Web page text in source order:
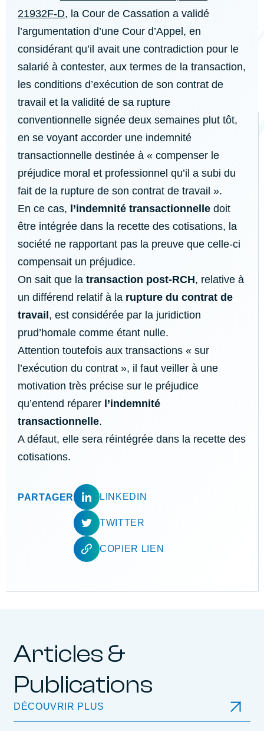
21932F-D, la Cour de Cassation a validé
l’argumentation d’une Cour d’Appel, en
considérant qu’il avait une contradiction pour le
salarié à contester, aux termes de la transaction,
les conditions d’exécution de son contrat de
travail et la validité de sa rupture
conventionnelle signée deux semaines plut tôt,
en se voyant accorder une indemnité
transactionnelle destinée à « compenser le
préjudice moral et professionnel qu’il a subi du
fait de la rupture de son contrat de travail ».
En ce cas, l’indemnité transactionnelle doit
être intégrée dans la recette des cotisations, la
société ne rapportant pas la preuve que celle-ci
compensait un préjudice.
On sait que la transaction post-RCH, relative à
un différend relatif à la rupture du contrat de
travail , est considérée par la juridiction
prud’homale comme étant nulle.
Attention toutefois aux transactions « sur
l’exécution du contrat », il faut veiller à une
motivation très précise sur le préjudice
qu’entend réparer l’indemnité
transactionnelle.
A défaut, elle sera réintégrée dans la recette des
cotisations.
PARTAGER LINKEDIN
TWITTER
COPIER LIEN
Articles &
Publications
DÉCOUVRIR PLUS